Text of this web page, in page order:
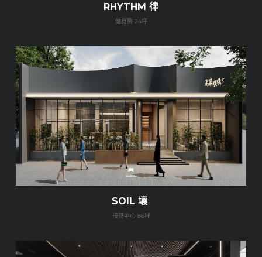
RHYTHM 律
健身房 24坪
SOIL 壤
接待中心 86坪